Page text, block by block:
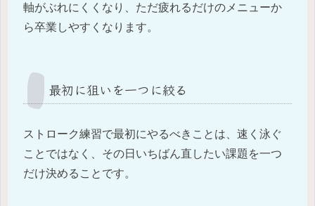
軸がぶれにくくなり、ただ疲れるだけのメニューか
ら卒業しやすくなります。
最初に狙いを一つに絞る
ストローク練習で最初にやるべきことは、速く泳ぐ
ことではなく、その日いちばん直したい課題を一つ
だけ決めることです。